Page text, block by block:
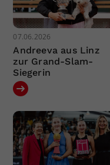
07.06.2026
Andreeva aus Linz
zur Grand-Slam-
Siegerin